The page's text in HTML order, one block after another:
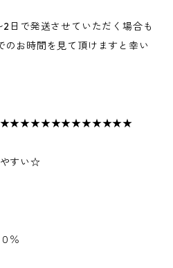
日で発送させていただく場合も
のお時間を見て頂けますと幸い
やすい☆
％